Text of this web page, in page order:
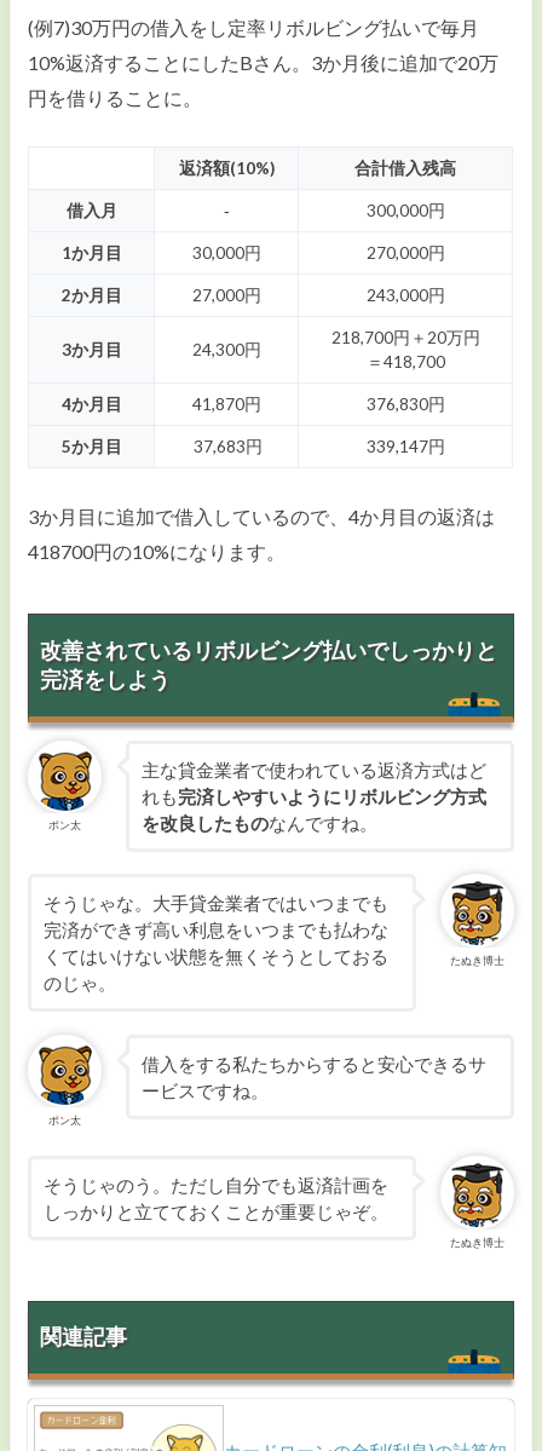
(例7)30万円の借入をし定率リボルビング払いで毎月
10%返済することにしたBさん。3か月後に追加で20万
円を借りることに。
返済額(10%) 合計借入残高
借入月 ‐ 300,000円
1か月目 30,000円 270,000円
2か月目 27,000円 243,000円
3か月目 24,300円
218,700円＋20万円
＝418,700
4か月目 41,870円 376,830円
5か月目 37,683円 339,147円
3か月目に追加で借入しているので、4か月目の返済は
418700円の10%になります。
改善されているリボルビング払いでしっかりと
完済をしよう
ポン太
主な貸金業者で使われている返済方式はど
れも完済しやすいようにリボルビング方式
を改良したものなんですね。
たぬき博士
そうじゃな。大手貸金業者ではいつまでも
完済ができず高い利息をいつまでも払わな
くてはいけない状態を無くそうとしておる
のじゃ。
ポン太
借入をする私たちからすると安心できるサ
ービスですね。
たぬき博士
そうじゃのう。ただし自分でも返済計画を
しっかりと立てておくことが重要じゃぞ。
関連記事